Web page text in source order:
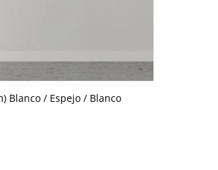
Blanco / Espejo / Blanco